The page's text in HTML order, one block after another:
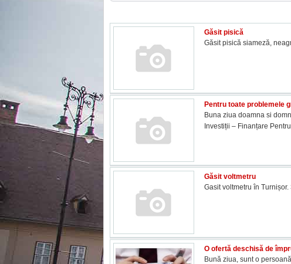
Găsit pisică
Găsit pisică siameză,
Pentru toate problemele
Buna ziua doamna si
Investiții – Finanțare
Găsit voltmetru
Gasit voltmetru în Turnișor.
O ofertă deschisă de
Bună ziua, sunt o